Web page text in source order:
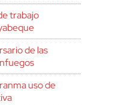
trabajo
de las
uso de